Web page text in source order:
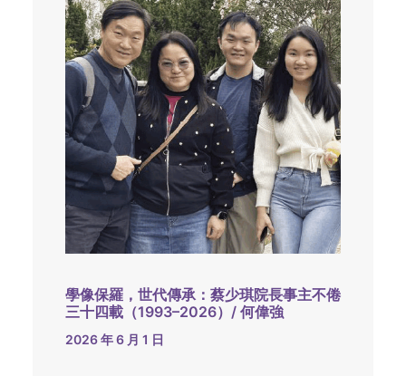
學像保羅，世代傳承：蔡少琪院長事主不倦
三十四載（1993–2026）/ 何偉強
2026 年 6 月 1 日